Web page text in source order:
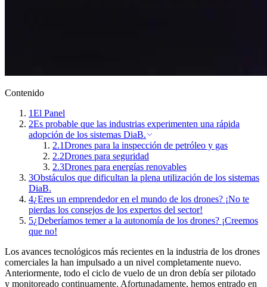
Contenido
1El Panel
2Es probable que las industrias experimenten una rápida
adopción de los sistemas DiaB.
2.1Drones para la inspección de petróleo y gas
2.2Drones para seguridad
2.3Drones para energías renovables
3Obstáculos que dificultan la plena utilización de los sistemas
DiaB.
4¿Eres un emprendedor en el mundo de los drones? ¡No te
pierdas los consejos de los expertos del sector!
5¿Deberíamos temer a la autonomía de los drones? ¡Creemos
que no!
Los avances tecnológicos más recientes en la industria de los drones
comerciales la han impulsado a un nivel completamente nuevo.
Anteriormente, todo el ciclo de vuelo de un dron debía ser pilotado
y monitoreado continuamente. Afortunadamente, hemos entrado en